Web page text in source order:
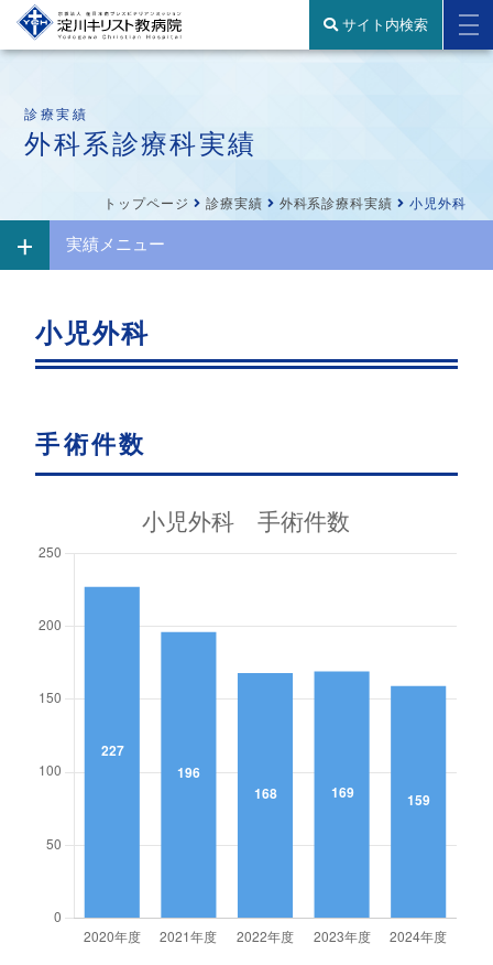
サイト内検索
診療実績
外科系診療科実績
トップページ 診療実績 外科系診療科実績 小児外科
実績メニュー
小児外科
手術件数